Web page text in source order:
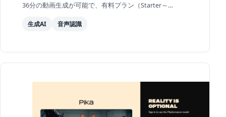
36分の動画生成が可能で、有料プラン（Starter～
企業の研...
生成AI 音声認識